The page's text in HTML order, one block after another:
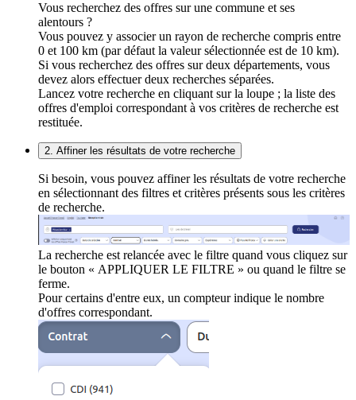
Vous recherchez des offres sur une commune et ses
alentours ?
Vous pouvez y associer un rayon de recherche compris entre
0 et 100 km (par défaut la valeur sélectionnée est de 10 km).
Si vous recherchez des offres sur deux départements, vous
devez alors effectuer deux recherches séparées.
Lancez votre recherche en cliquant sur la loupe ; la liste des
offres d'emploi correspondant à vos critères de recherche est
restituée.
2. Affiner les résultats de votre recherche
Si besoin, vous pouvez affiner les résultats de votre recherche
en sélectionnant des filtres et critères présents sous les critères
de recherche.
La recherche est relancée avec le filtre quand vous cliquez sur
le bouton « APPLIQUER LE FILTRE » ou quand le filtre se
ferme.
Pour certains d'entre eux, un compteur indique le nombre
d'offres correspondant.